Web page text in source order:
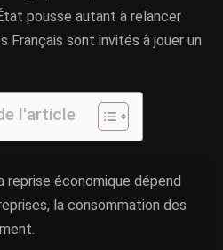
pousse autant à relancer
Français sont invités à jouer un
l'article
reprise économique dépend
la consommation des